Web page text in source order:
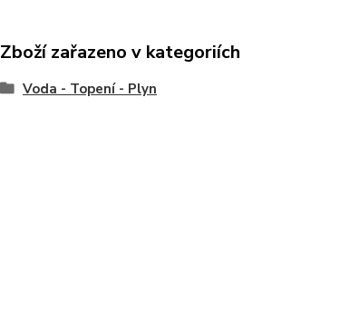
Zboží zařazeno v kategoriích
Voda - Topení - Plyn